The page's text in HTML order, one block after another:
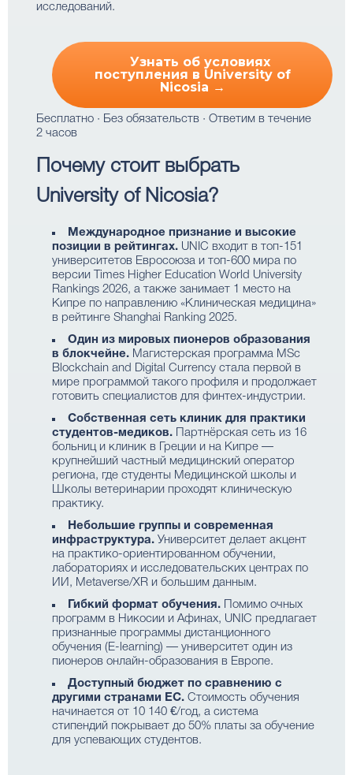
исследований.
Узнать об условиях
поступления в University of
Nicosia →
Бесплатно · Без обязательств · Ответим в течение
2 часов
Почему стоит выбрать
University of Nicosia?
Международное признание и высокие
позиции в рейтингах. UNIC входит в топ-151
университетов Евросоюза и топ-600 мира по
версии Times Higher Education World University
Rankings 2026, а также занимает 1 место на
Кипре по направлению «Клиническая медицина»
в рейтинге Shanghai Ranking 2025.
Один из мировых пионеров образования
в блокчейне. Магистерская программа MSc
Blockchain and Digital Currency стала первой в
мире программой такого профиля и продолжает
готовить специалистов для финтех-индустрии.
Собственная сеть клиник для практики
студентов-медиков. Партнёрская сеть из 16
больниц и клиник в Греции и на Кипре —
крупнейший частный медицинский оператор
региона, где студенты Медицинской школы и
Школы ветеринарии проходят клиническую
практику.
Небольшие группы и современная
инфраструктура. Университет делает акцент
на практико-ориентированном обучении,
лабораториях и исследовательских центрах по
ИИ, Metaverse/XR и большим данным.
Гибкий формат обучения. Помимо очных
программ в Никосии и Афинах, UNIC предлагает
признанные программы дистанционного
обучения (E-learning) — университет один из
пионеров онлайн-образования в Европе.
Доступный бюджет по сравнению с
другими странами ЕС. Стоимость обучения
начинается от 10 140 €/год, а система
стипендий покрывает до 50% платы за обучение
для успевающих студентов.